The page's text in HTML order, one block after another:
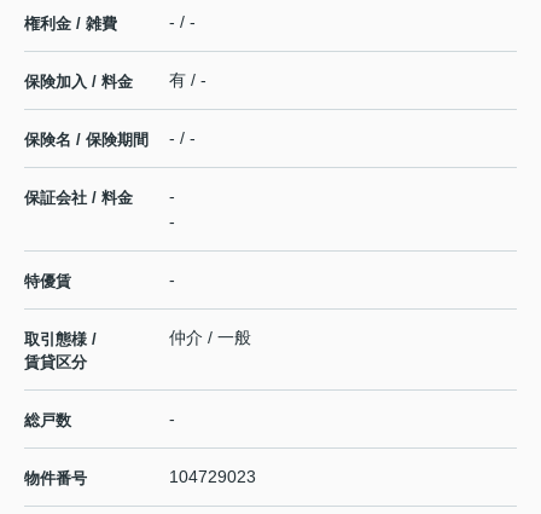
権利金 / 雑費 - / -
保険加入 / 料金 有 / -
保険名 / 保険期間 - / -
保証会社 / 料金
-
-
特優賃 -
取引態様 /
賃貸区分
仲介 / 一般
総戸数 -
物件番号 104729023